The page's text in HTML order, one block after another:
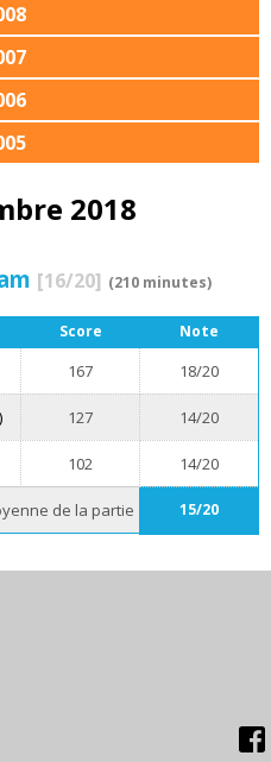
2018
[16/20] (210 minutes)
Score Note
167 18/20
127 14/20
102 14/20
de la partie 15/20